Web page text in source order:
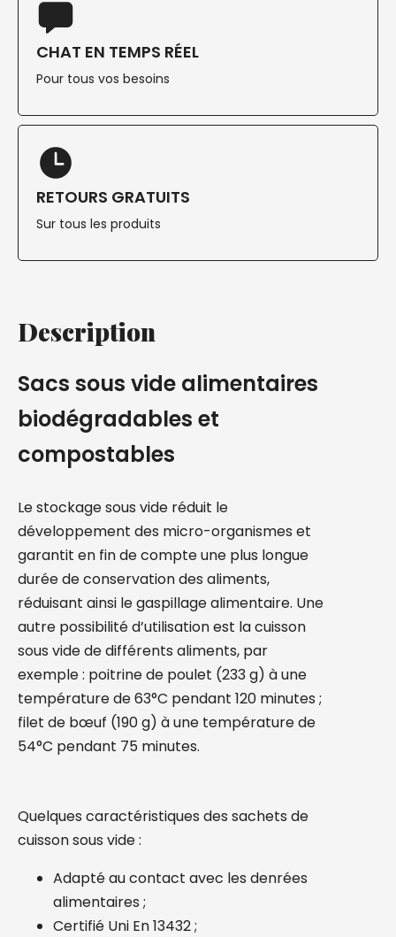
CHAT EN TEMPS RÉEL
Pour tous vos besoins
RETOURS GRATUITS
Sur tous les produits
Description
Sacs sous vide alimentaires
biodégradables et
compostables
Le stockage sous vide réduit le
développement des micro-organismes et
garantit en fin de compte une plus longue
durée de conservation des aliments,
réduisant ainsi le gaspillage alimentaire. Une
autre possibilité d’utilisation est la cuisson
sous vide de différents aliments, par
exemple : poitrine de poulet (233 g) à une
température de 63°C pendant 120 minutes ;
filet de bœuf (190 g) à une température de
54°C pendant 75 minutes.
Quelques caractéristiques des sachets de
cuisson sous vide :
Adapté au contact avec les denrées
alimentaires ;
Certifié Uni En 13432 ;